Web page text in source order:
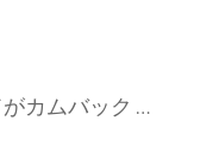
カムバック …